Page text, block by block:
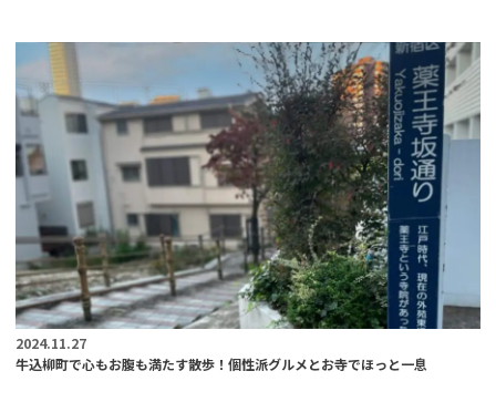
2024.11.27
牛込柳町で心もお腹も満たす散歩！個性派グルメとお寺でほっと一息